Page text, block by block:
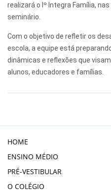
realizará o Iº Integra Família,
seminário.
Com o objetivo de refletir os
escola, a equipe está
dinâmicas e reflexões que
alunos, educadores e famílias.
HOME
ENSINO MÉDIO
PRÉ-VESTIBULAR
O COLÉGIO